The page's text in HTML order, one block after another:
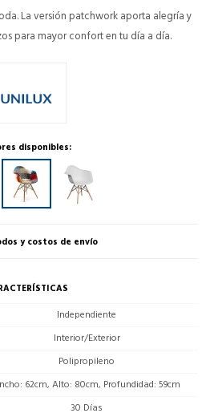
La versión patchwork aporta alegría y
para mayor confort en tu día a día.
disponibles:
y costos de envío
Independiente
Interior/Exterior
Polipropileno
62cm, Alto: 80cm, Profundidad: 59cm
30 Días